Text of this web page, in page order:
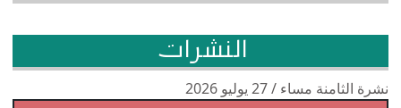
النشرات
نشرة الثامنة مساء / 27 يوليو 2026